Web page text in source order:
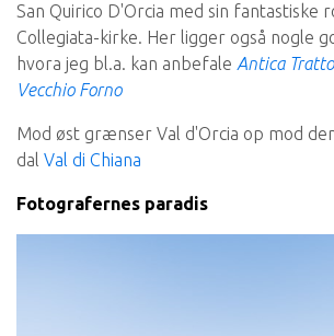
San Quirico D'Orcia med sin fantastiske
Collegiata-kirke. Her ligger også nogle
hvora jeg bl.a. kan anbefale Antica
Vecchio Forno
Mod øst grænser Val d'Orcia op mod
dal Val di Chiana
Fotografernes paradis